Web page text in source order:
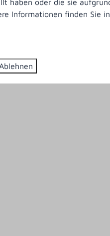
haben oder die sie
Informationen finden Sie
Ablehnen